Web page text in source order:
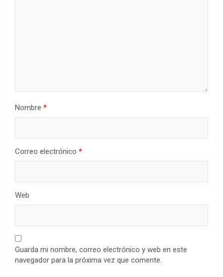
Nombre *
Correo electrónico *
Web
Guarda mi nombre, correo electrónico y web en este
navegador para la próxima vez que comente.